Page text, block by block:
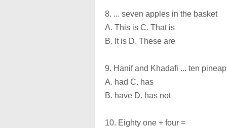
8. ... seven apples in the basket
A. This is C. That is
B. It is D. These are
9. Hanif and Khadafi ... ten
A. had C. has
B. have D. has not
10. Eighty one + four =